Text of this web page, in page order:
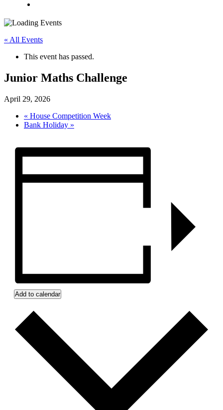
« All Events
This event has passed.
Junior Maths Challenge
April 29, 2026
« House Competition Week
Bank Holiday »
Add to calendar